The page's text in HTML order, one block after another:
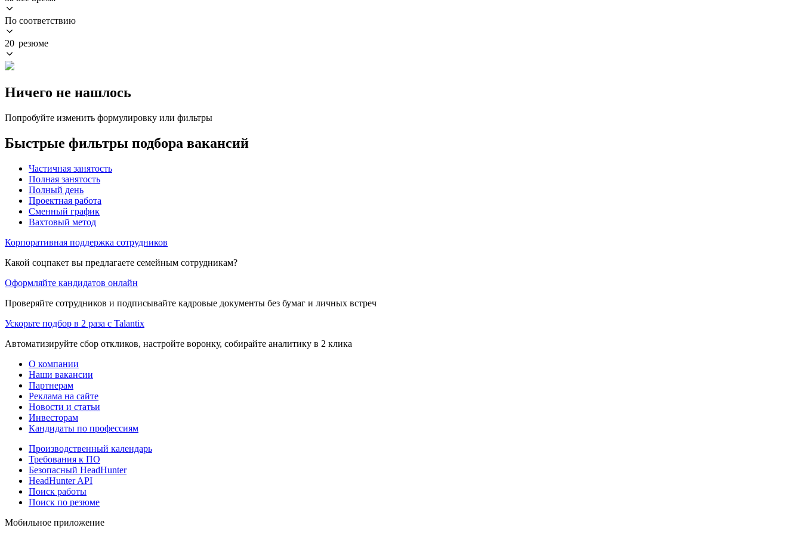
По соответствию
20 резюме
Ничего не нашлось
Попробуйте изменить формулировку или фильтры
Быстрые фильтры подбора вакансий
Частичная занятость
Полная занятость
Полный день
Проектная работа
Сменный график
Вахтовый метод
Корпоративная поддержка сотрудников
Какой соцпакет вы предлагаете семейным сотрудникам?
Оформляйте кандидатов онлайн
Проверяйте сотрудников и подписывайте кадровые документы без бумаг и личных встреч
Ускорьте подбор в 2 раза с Talantix
Автоматизируйте сбор откликов, настройте воронку, собирайте аналитику в 2 клика
О компании
Наши вакансии
Партнерам
Реклама на сайте
Новости и статьи
Инвесторам
Кандидаты по профессиям
Производственный календарь
Требования к ПО
Безопасный HeadHunter
HeadHunter API
Поиск работы
Поиск по резюме
Мобильное приложение